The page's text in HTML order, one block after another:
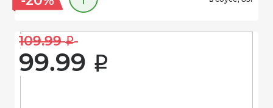
109.99 i
99.99 i